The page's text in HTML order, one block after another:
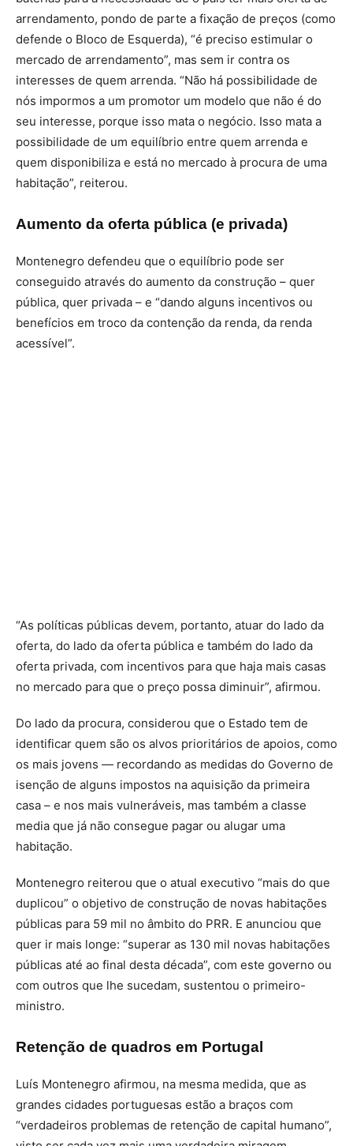
arrendamento, pondo de parte a fixação de preços (como
defende o Bloco de Esquerda), “é preciso estimular o
mercado de arrendamento”, mas sem ir contra os
interesses de quem arrenda. “Não há possibilidade de
nós impormos a um promotor um modelo que não é do
seu interesse, porque isso mata o negócio. Isso mata a
possibilidade de um equilíbrio entre quem arrenda e
quem disponibiliza e está no mercado à procura de uma
habitação”, reiterou.
Aumento da oferta pública (e privada)
Montenegro defendeu que o equilíbrio pode ser
conseguido através do aumento da construção – quer
pública, quer privada – e “dando alguns incentivos ou
benefícios em troco da contenção da renda, da renda
acessível”.
“As políticas públicas devem, portanto, atuar do lado da
oferta, do lado da oferta pública e também do lado da
oferta privada, com incentivos para que haja mais casas
no mercado para que o preço possa diminuir”, afirmou.
Do lado da procura, considerou que o Estado tem de
identificar quem são os alvos prioritários de apoios, como
os mais jovens — recordando as medidas do Governo de
isenção de alguns impostos na aquisição da primeira
casa – e nos mais vulneráveis, mas também a classe
media que já não consegue pagar ou alugar uma
habitação.
Montenegro reiterou que o atual executivo “mais do que
duplicou” o objetivo de construção de novas habitações
públicas para 59 mil no âmbito do PRR. E anunciou que
quer ir mais longe: “superar as 130 mil novas habitações
públicas até ao final desta década”, com este governo ou
com outros que lhe sucedam, sustentou o primeiro-
ministro.
Retenção de quadros em Portugal
Luís Montenegro afirmou, na mesma medida, que as
grandes cidades portuguesas estão a braços com
“verdadeiros problemas de retenção de capital humano”,